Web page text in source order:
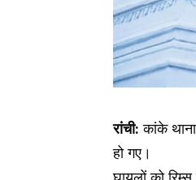
रांची: कांके
हो गए।